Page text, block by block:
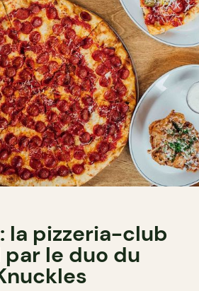
: la pizzeria-club
le duo du